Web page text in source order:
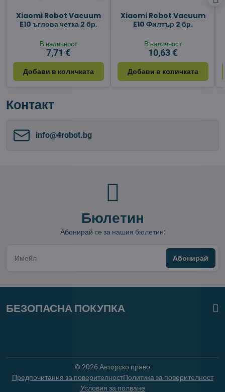
Xiaomi Robot Vacuum
E10 ъглова четка 2 бр.
В наличност
7,71 €
Добави в количката
Xiaomi Robot Vacuum
E10 Филтър 2 бр.
В наличност
10,63 €
Добави в количката
Контакт
info​@4robot​.bg
Бюлетин
Абонирай се за нашия бюлетин:
Абонирай
БЕЗОПАСНА ПОКУПКА
©2026 Авторско право
Предпочитания за поверителностПолитика за поверителност
Условия за полване